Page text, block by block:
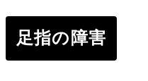
足指の障害